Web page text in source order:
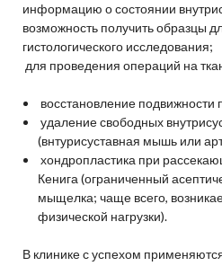
информацию о состоянии
возможность получить образцы
гистологического исследования;
для проведения операций на
восстановление подвижности
удаление свободных
(внтурисуставная мышь или
хондропластика при
Кенига (ограниченный
мыщелка; чаще всего,
физической нагрузки).
В клинике с успехом